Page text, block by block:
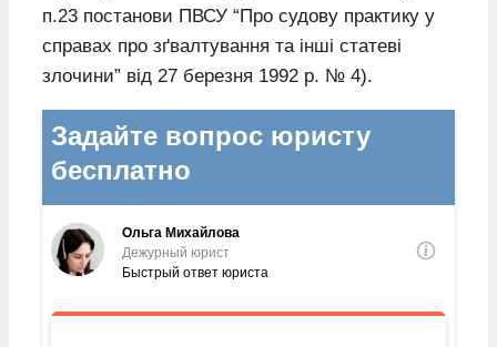
п.23 постанови ПВСУ “Про судову практику у
справах про зґвалтування та інші статеві
злочини” від 27 березня 1992 р. № 4).